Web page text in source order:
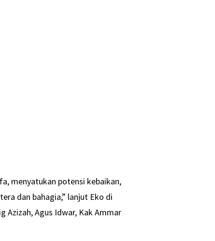
menyatukan potensi kebaikan,
dan bahagia,” lanjut Eko di
Azizah, Agus Idwar, Kak Ammar